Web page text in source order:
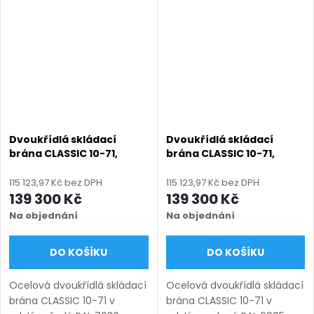
Dvoukřídlá skládací
brána CLASSIC 10-71,
míru (šířka 3000–6000
mm, výška 1000–1450
mm), šedá RAL 7030
matná
115 123,97 Kč bez DPH
139 300 Kč
Na objednání
DO KOŠÍKU
Ocelová dvoukřídlá skládací
brána CLASSIC 10-71 v
Dvoukřídlá skládací
brána CLASSIC 10-71,
míru (šířka 3000–6000
mm, výška 1000–1450
mm), zelená RAL 6005
matná
115 123,97 Kč bez DPH
139 300 Kč
Na objednání
DO KOŠÍKU
Ocelová dvoukřídlá skládací
brána CLASSIC 10-71 v